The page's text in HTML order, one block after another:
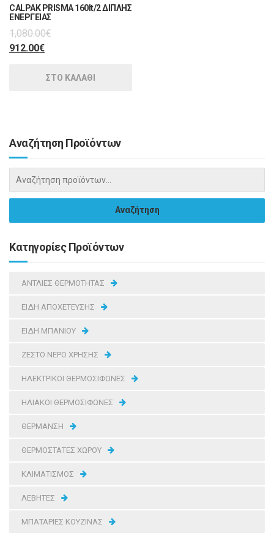
CALPAK PRISMA 160lt/2 ΔΙΠΛΗΣ
ΕΝΕΡΓΕΙΑΣ
1,080.00€
912.00€
ΣΤΟ ΚΑΛΑΘΙ
Αναζήτηση Προϊόντων
Κατηγορίες Προϊόντων
ΑΝΤΛΙΕΣ ΘΕΡΜΟΤΗΤΑΣ
ΕΙΔΗ ΑΠΟΧΕΤΕΥΣΗΣ
ΕΙΔΗ ΜΠΑΝΙΟΥ
ΖΕΣΤΟ ΝΕΡΟ ΧΡΗΣΗΣ
ΗΛΕΚΤΡΙΚΟΙ ΘΕΡΜΟΣΙΦΩΝΕΣ
ΗΛΙΑΚΟΙ ΘΕΡΜΟΣΙΦΩΝΕΣ
ΘΕΡΜΑΝΣΗ
ΘΕΡΜΟΣΤΑΤΕΣ ΧΩΡΟΥ
ΚΛΙΜΑΤΙΣΜΟΣ
ΛΕΒΗΤΕΣ
ΜΠΑΤΑΡΙΕΣ ΚΟΥΖΙΝΑΣ